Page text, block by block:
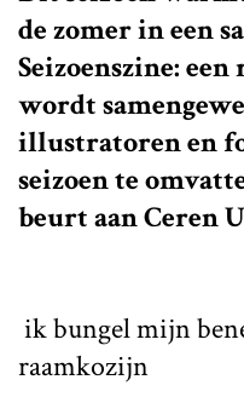
de zomer in een
Seizoenszine:
wordt
illustratoren en
seizoen te
beurt aan Ceren
ik bungel mijn
raamkozijn